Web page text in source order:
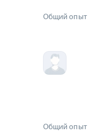
Общий опыт
Общий опыт